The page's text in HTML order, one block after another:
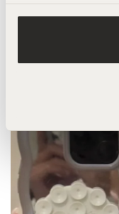
is groot fan